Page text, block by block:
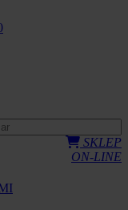
SKLEP
ON-LINE